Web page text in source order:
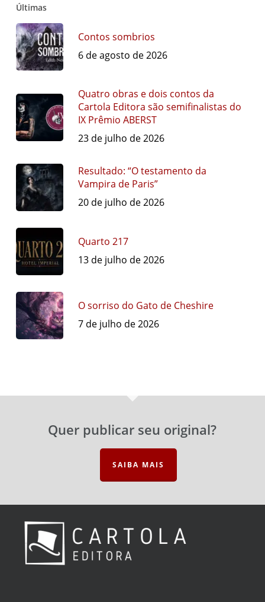
Últimas
Contos sombrios
6 de agosto de 2026
Quatro obras e dois contos da
Cartola Editora são semifinalistas do
IX Prêmio ABERST
23 de julho de 2026
Resultado: “O testamento da
Vampira de Paris”
20 de julho de 2026
Quarto 217
13 de julho de 2026
O sorriso do Gato de Cheshire
7 de julho de 2026
Quer publicar seu original?
SAIBA MAIS